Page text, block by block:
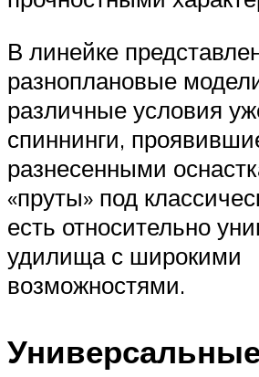
В линейке
разноплановые
различные условия
спиннинги,
разнесенными
«пруты» под
есть относительно
удилища с широкими
возможностями.